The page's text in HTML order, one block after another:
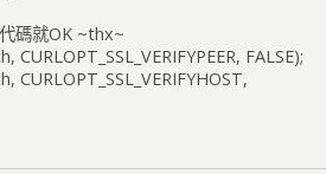
碼就OK ~thx~
CURLOPT_SSL_VERIFYPEER, FALSE);
CURLOPT_SSL_VERIFYHOST,